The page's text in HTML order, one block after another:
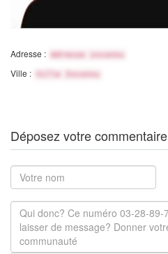
Adresse : Adresse inconnu
Ville : Ville Inconnu
Déposez votre commentaire